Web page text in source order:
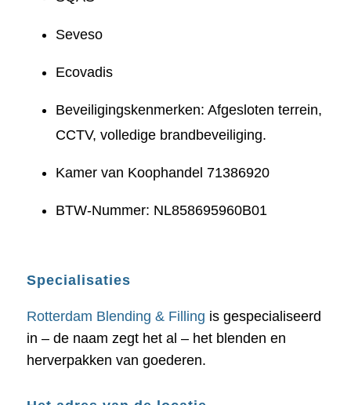
Seveso
Ecovadis
Beveiligingskenmerken: Afgesloten terrein,
CCTV, volledige brandbeveiliging.
Kamer van Koophandel 71386920
BTW-Nummer: NL858695960B01
Specialisaties
Rotterdam Blending & Filling is gespecialiseerd
in – de naam zegt het al – het blenden en
herverpakken van goederen.